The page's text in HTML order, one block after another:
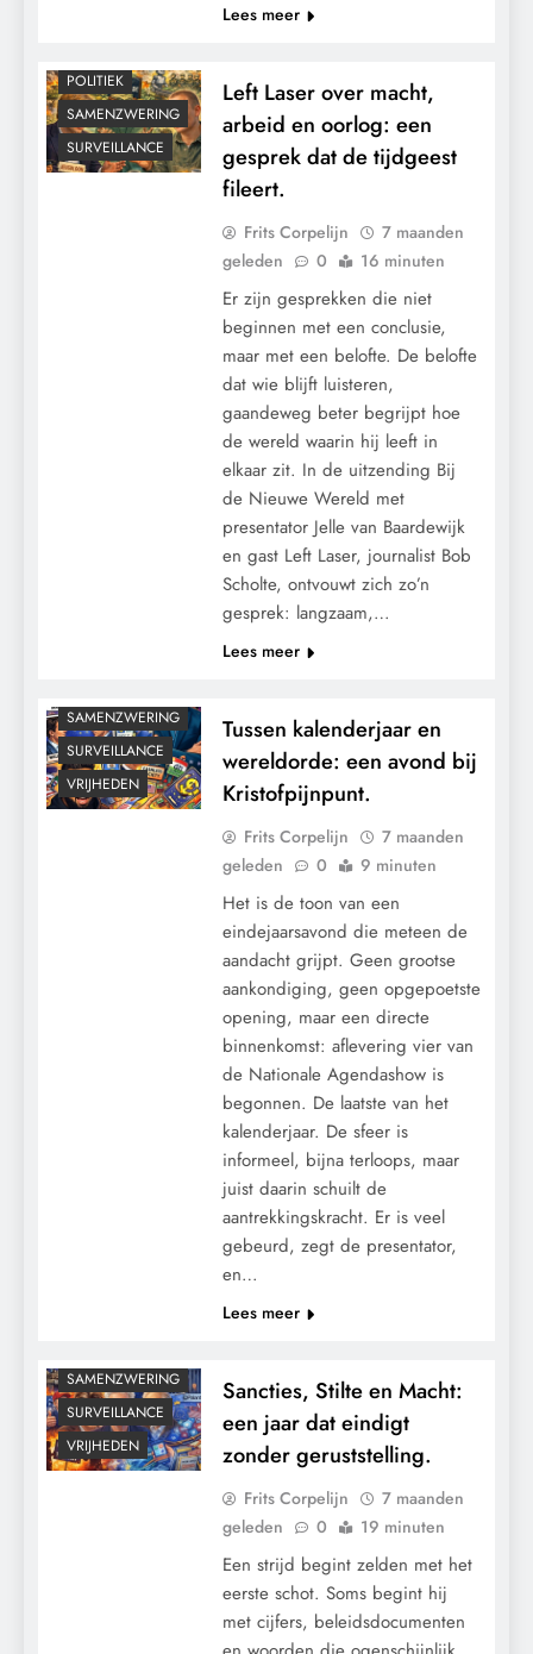
Lees meer
POLITIEK
SAMENZWERING
SURVEILLANCE
Left Laser over macht,
arbeid en oorlog: een
gesprek dat de tijdgeest
fileert.
Frits Corpelijn
7 maanden
geleden
0 16 minuten
Er zijn gesprekken die niet
beginnen met een conclusie,
maar met een belofte. De belofte
dat wie blijft luisteren,
gaandeweg beter begrijpt hoe
de wereld waarin hij leeft in
elkaar zit. In de uitzending Bij
de Nieuwe Wereld met
presentator Jelle van Baardewijk
en gast Left Laser, journalist Bob
Scholte, ontvouwt zich zo’n
gesprek: langzaam,…
Lees meer
SAMENZWERING
SURVEILLANCE
VRIJHEDEN
Tussen kalenderjaar en
wereldorde: een avond bij
Kristofpijnpunt.
Frits Corpelijn
7 maanden
geleden
0 9 minuten
Het is de toon van een
eindejaarsavond die meteen de
aandacht grijpt. Geen grootse
aankondiging, geen opgepoetste
opening, maar een directe
binnenkomst: aflevering vier van
de Nationale Agendashow is
begonnen. De laatste van het
kalenderjaar. De sfeer is
informeel, bijna terloops, maar
juist daarin schuilt de
aantrekkingskracht. Er is veel
gebeurd, zegt de presentator,
en…
Lees meer
SAMENZWERING
SURVEILLANCE
VRIJHEDEN
Sancties, Stilte en Macht:
een jaar dat eindigt
zonder geruststelling.
Frits Corpelijn
7 maanden
geleden
0 19 minuten
Een strijd begint zelden met het
eerste schot. Soms begint hij
met cijfers, beleidsdocumenten